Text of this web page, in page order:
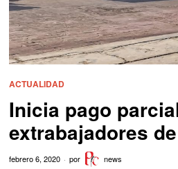
ACTUALIDAD
Inicia pago
extrabajadores
febrero 6, 2020 por news